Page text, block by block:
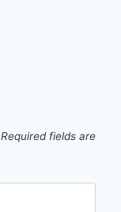
Required fields are